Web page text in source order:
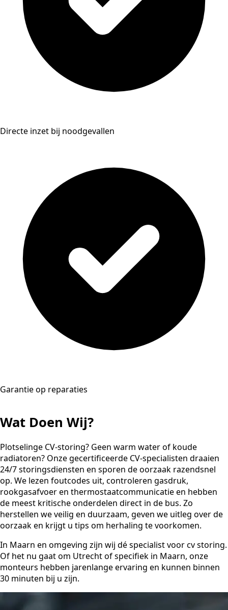
Directe inzet bij noodgevallen
Garantie op reparaties
Wat Doen Wij?
Plotselinge CV-storing? Geen warm water of koude
radiatoren? Onze gecertificeerde CV-specialisten draaien
24/7 storingsdiensten en sporen de oorzaak razendsnel
op. We lezen foutcodes uit, controleren gasdruk,
rookgasafvoer en thermostaatcommunicatie en hebben
de meest kritische onderdelen direct in de bus. Zo
herstellen we veilig en duurzaam, geven we uitleg over de
oorzaak en krijgt u tips om herhaling te voorkomen.
In Maarn en omgeving zijn wij dé specialist voor cv storing.
Of het nu gaat om Utrecht of specifiek in Maarn, onze
monteurs hebben jarenlange ervaring en kunnen binnen
30 minuten bij u zijn.